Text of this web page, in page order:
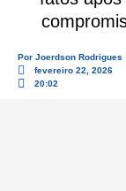
Por Joerdson Rodrigues
fevereiro 22, 2026
20:02